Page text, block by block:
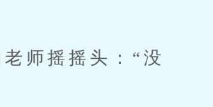
摇摇头：“没